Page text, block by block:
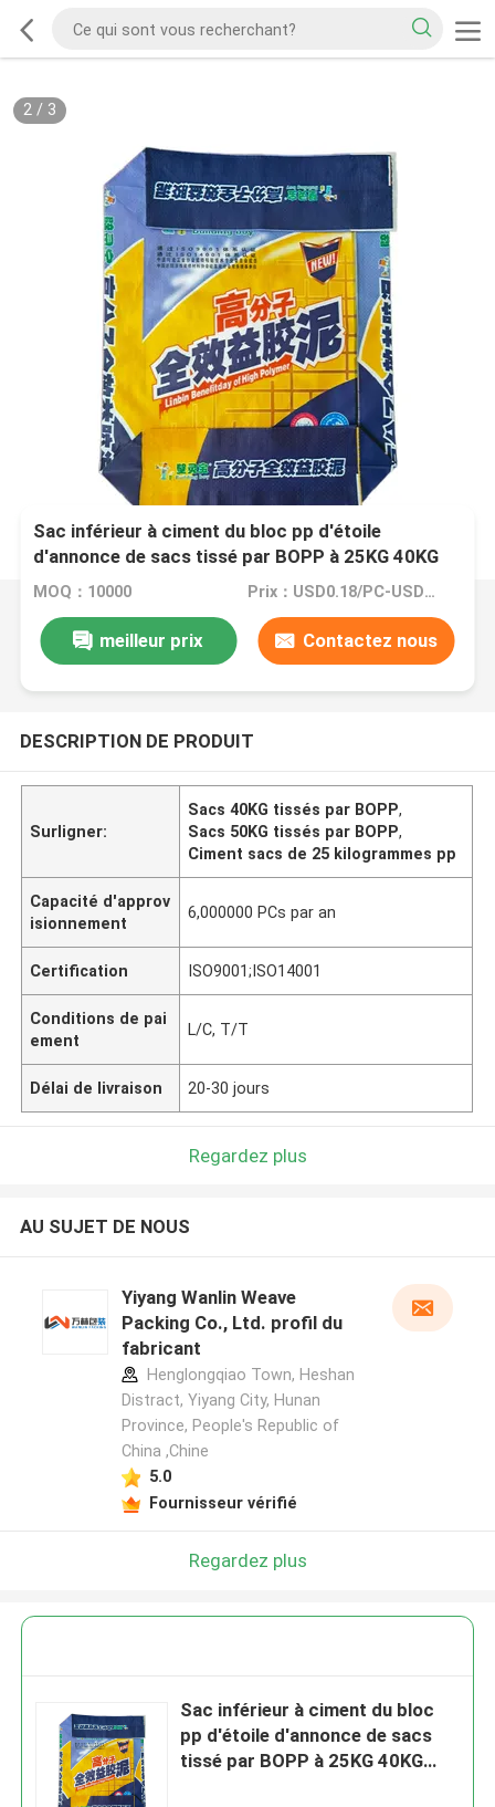
2/ 3
Sac inférieur à ciment du bloc pp d'étoile
d'annonce de sacs tissé par BOPP à 25KG 40KG
50KG
MOQ：10000 Prix：USD0.18/PC-USD0.22/PC
meilleur prix Contactez nous
DESCRIPTION DE PRODUIT
Surligner:
Sacs 40KG tissés par BOPP,
Sacs 50KG tissés par BOPP,
Ciment sacs de 25 kilogrammes pp
Capacité d'approv
isionnement
6,000000 PCs par an
Certification ISO9001;ISO14001
Conditions de pai
ement
L/C, T/T
Délai de livraison 20-30 jours
Regardez plus
AU SUJET DE NOUS
Yiyang Wanlin Weave
Packing Co., Ltd. profil du
fabricant
Henglongqiao Town, Heshan
Distract, Yiyang City, Hunan
Province, People's Republic of
China ,Chine
5.0
Fournisseur vérifié
Regardez plus
Sac inférieur à ciment du bloc
pp d'étoile d'annonce de sacs
tissé par BOPP à 25KG 40KG